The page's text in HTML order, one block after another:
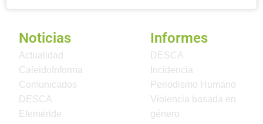
Noticias
Actualidad
CaleidoInforma
Comunicados
DESCA
Efeméride
Informes
DESCA
Incidencia
Periodismo Humano
Violencia basada en
género